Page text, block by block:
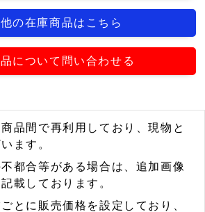
の在庫商品はこちら
について問い合わせる
品間で再利用しており、現物と
ます。
不都合等がある場合は、追加画像
載しております。
とに販売価格を設定しており、